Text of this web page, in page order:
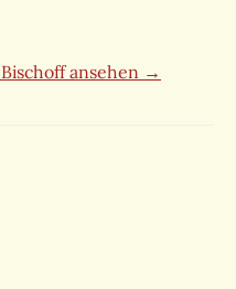
ansehen →